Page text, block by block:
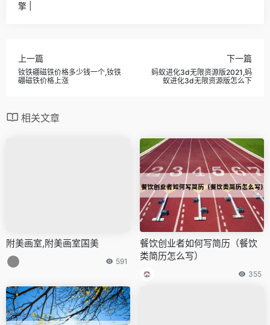
擎 |
上一篇
钕铁硼磁铁价格多少钱一个,钕铁
硼磁铁价格上涨
下一篇
蚂蚁进化3d无限资源版2021,蚂
蚁进化3d无限资源版怎么下
相关文章
附美画室,附美画室国美
591
餐饮创业者如何写简历（餐饮
类简历怎么写）
355